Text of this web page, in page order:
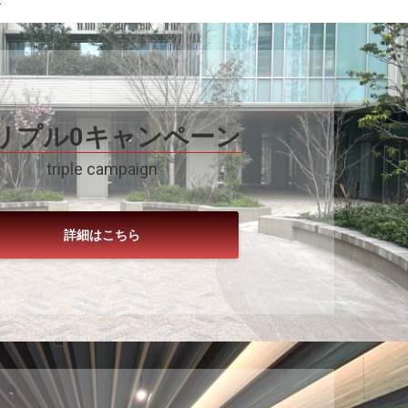
プル0キャンペーン
triple campaign
詳細はこちら